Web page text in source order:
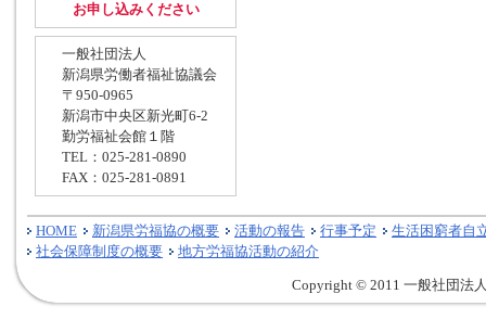
お申し込みください
一般社団法人
新潟県労働者福祉協議会
〒950-0965
新潟市中央区新光町6-2
勤労福祉会館１階
TEL：025-281-0890
FAX：025-281-0891
HOME 新潟県労福協の概要 活動の報告 行事予定
生活困窮者自
社会保障制度の概要
地方労福協活動の紹介
Copyright © 2011 一般社団法